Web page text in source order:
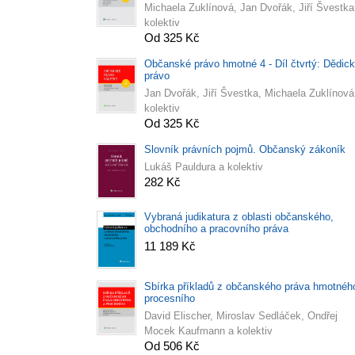
Michaela Zuklínová, Jan Dvořák, Jiří
kolektiv
Od 325 Kč
Občanské právo hmotné 4 - Díl čtvrtý:
právo
Jan Dvořák, Jiří Švestka, Michaela
kolektiv
Od 325 Kč
Slovník právních pojmů. Občanský zákoník
Lukáš Pauldura a kolektiv
282 Kč
Vybraná judikatura z oblasti občanského,
obchodního a pracovního práva
11 189 Kč
Sbírka příkladů z občanského práva
procesního
David Elischer, Miroslav Sedláček, Ondřej
Mocek Kaufmann a kolektiv
Od 506 Kč